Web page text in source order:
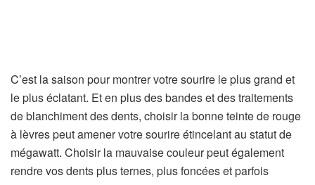
C’est la saison pour montrer votre sourire le plus grand et
le plus éclatant. Et en plus des bandes et des traitements
de blanchiment des dents, choisir la bonne teinte de rouge
à lèvres peut amener votre sourire étincelant au statut de
mégawatt. Choisir la mauvaise couleur peut également
rendre vos dents plus ternes, plus foncées et parfois